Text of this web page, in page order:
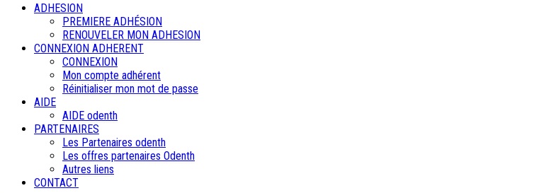
ADHESION
PREMIERE ADHÉSION
RENOUVELER MON ADHESION
CONNEXION ADHERENT
CONNEXION
Mon compte adhérent
Réinitialiser mon mot de passe
AIDE
AIDE odenth
PARTENAIRES
Les Partenaires odenth
Les offres partenaires Odenth
Autres liens
CONTACT